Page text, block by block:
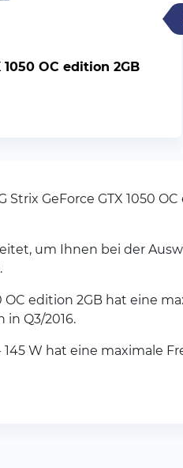
1050 OC edition 2GB
Strix GeForce GTX 1050
um Ihnen bei der
OC edition 2GB hat eine
in Q3/2016.
W hat eine maximale